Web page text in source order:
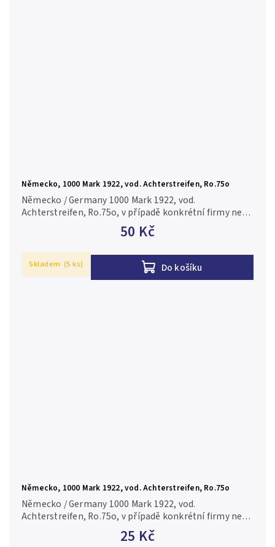
Německo, 1000 Mark 1922, vod. Achterstreifen, Ro.75o
50 Kč
Do košíku
Německo / Germany 1000 Mark 1922, vod.
Achterstreifen, Ro.75o, v případě konkrétní firmy nebo
číslovače je foto pouze ilustrační 1/XF
Skladem (5 ks)
Německo, 1000 Mark 1922, vod. Achterstreifen, Ro.75o
25 Kč
Německo / Germany 1000 Mark 1922, vod.
Achterstreifen, Ro.75o, v případě konkrétní firmy nebo
číslovače je foto pouze ilustrační 1-2/XF-VF